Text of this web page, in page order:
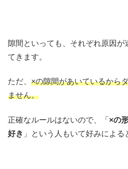
隙間といっても、それぞれ原因が
てきます。
ただ、 ×の隙間があいているから
ません。
正確なルールはないので、「 ×の
好き 」という人もいて好みによる